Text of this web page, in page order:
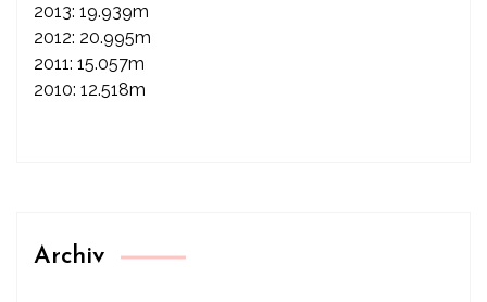
2013: 19.939m
2012: 20.995m
2011: 15.057m
2010: 12.518m
Archiv